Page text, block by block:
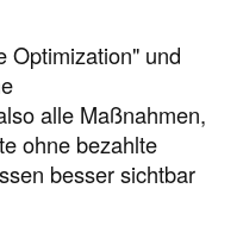
Optimization" und
alle Maßnahmen,
ohne bezahlte
besser sichtbar